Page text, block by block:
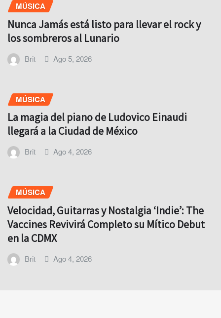
MÚSICA
Nunca Jamás está listo para llevar el rock y
los sombreros al Lunario
Brit Ago 5, 2026
MÚSICA
La magia del piano de Ludovico Einaudi
llegará a la Ciudad de México
Brit Ago 4, 2026
MÚSICA
Velocidad, Guitarras y Nostalgia ‘Indie’: The
Vaccines Revivirá Completo su Mítico Debut
en la CDMX
Brit Ago 4, 2026